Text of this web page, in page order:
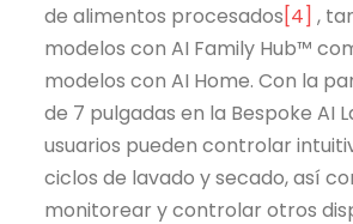
de alimentos procesados[4] ,
modelos con AI Family Hub™
modelos con AI Home. Con la
de 7 pulgadas en la Bespoke AI
usuarios pueden controlar
ciclos de lavado y secado, así
monitorear y controlar otros